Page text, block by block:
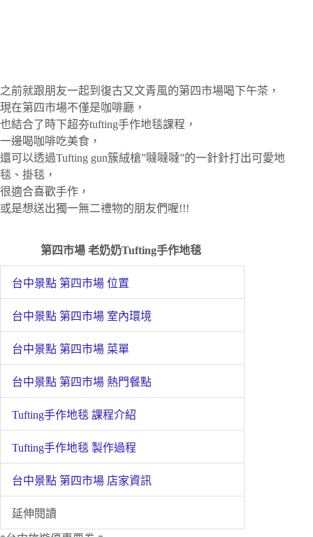
之前就跟朋友一起到復古又文青風的第四市場喝下午茶，
現在第四市場不僅是咖啡廳，
也結合了時下超夯tufting手作地毯課程，
一邊喝咖啡吃美食，
還可以透過Tufting gun簇絨槍”噠噠噠”的一針針打出可愛地
毯、掛毯，
很適合喜歡手作，
或是想送出獨一無二禮物的朋友們喔!!!
第四市場 老奶奶Tufting手作地毯
台中景點 第四市場 位置
台中景點 第四市場 室內環境
台中景點 第四市場 菜單
台中景點 第四市場 熱門餐點
Tufting手作地毯 課程介紹
Tufting手作地毯 製作過程
台中景點 第四市場 店家資訊
延伸閱讀